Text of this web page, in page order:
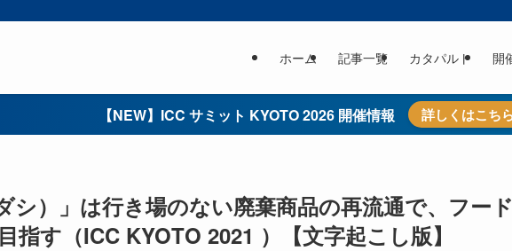
ホーム 記事一覧 カタパルト 開
【NEW】ICC サミット KYOTO 2026 開催情報 詳しくはこち
シ）」は行き場のない廃棄商品の再流通で、フー
指す（ICC KYOTO 2021 ）【文字起こし版】